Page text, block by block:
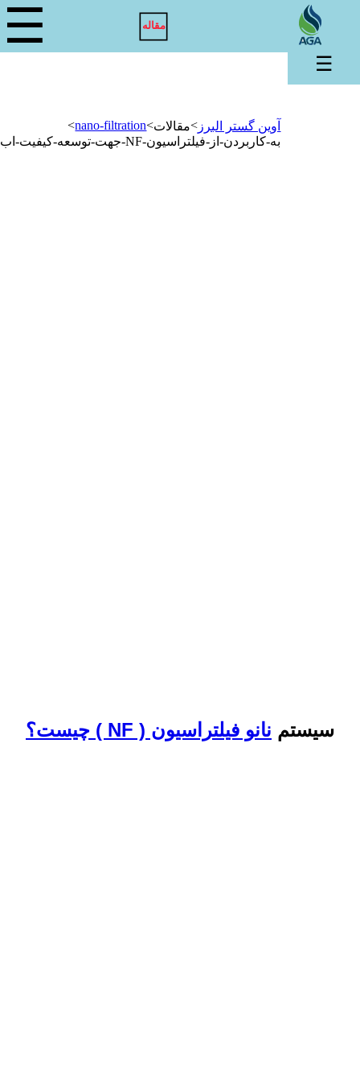
مقاله ☰
سیستم نانو فیلتراسیون ( NF ) چیست؟
آوین گستر البرز >مقالات>
nano-filtration
>
به-کاربردن-از-فیلتراسیون-NF-جهت-توسعه-کیفیت-اب
☰